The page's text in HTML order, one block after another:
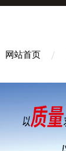
网站首页